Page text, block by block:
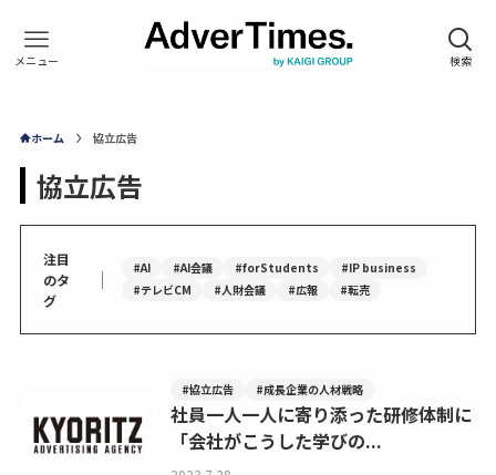
ホーム 協立広告
協立広告
注目
のタ
グ
｜ #AI #AI会議 #forStudents
#IP business
#テレビCM
#人財会議 #広報 #転売
#協立広告 #成長企業の人材戦略
社員一人一人に寄り添った研修体制に
「会社がこうした学びの...